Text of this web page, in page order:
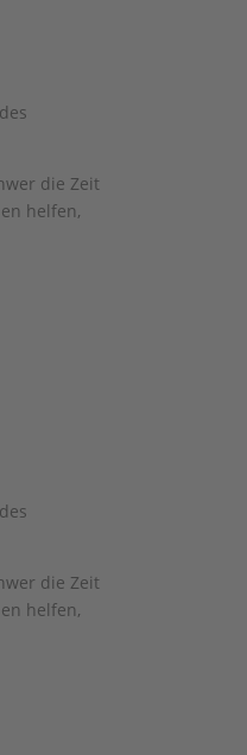
die Zeit
helfen,
die Zeit
helfen,